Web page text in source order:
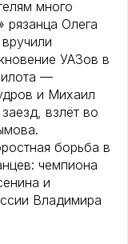
много
рязанца Олега
УАЗов в
—
и Михаил
взлёт во
борьба в
чемпиона
и
Владимира